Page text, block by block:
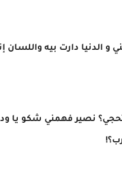
الدنيا دارت بيه واللسان
نصير فهمني شكو يا